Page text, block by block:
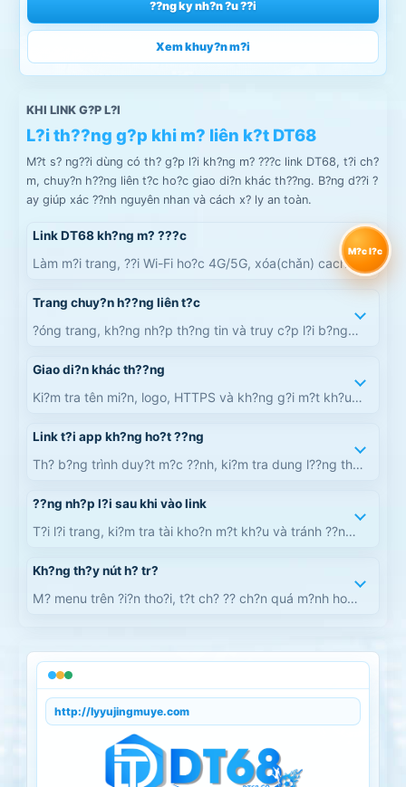
M?c l?c
??ng ky nh?n ?u ??i
Xem khuy?n m?i
KHI LINK G?P L?I
L?i th??ng g?p khi m? liên k?t DT68
M?t s? ng??i dùng có th? g?p l?i kh?ng m? ???c link DT68, t?i ch?
m, chuy?n h??ng liên t?c ho?c giao di?n khác th??ng. B?ng d??i ?
ay giúp xác ??nh nguyên nhan và cách x? ly an toàn.
Link DT68 kh?ng m? ???c
Làm m?i trang, ??i Wi-Fi ho?c 4G/5G, xóa(chǎn) cache
Trang chuy?n h??ng liên t?c
?óng trang, kh?ng nh?p th?ng tin và truy c?p l?i b?ng
Giao di?n khác th??ng
Ki?m tra tên mi?n, logo, HTTPS và kh?ng g?i m?t kh?u
Link t?i app kh?ng ho?t ??ng
Th? b?ng trình duy?t m?c ??nh, ki?m tra dung l??ng thi?
??ng nh?p l?i sau khi vào link
T?i l?i trang, ki?m tra tài kho?n m?t kh?u và tránh ??ng
Kh?ng th?y nút h? tr?
M? menu trên ?i?n tho?i, t?t ch? ?? ch?n quá m?nh ho?c
http://lyyujingmuye.com